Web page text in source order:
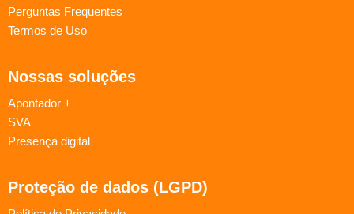
Perguntas Frequentes
Termos de Uso
Nossas soluções
Apontador +
SVA
Presença digital
Proteção de dados (LGPD)